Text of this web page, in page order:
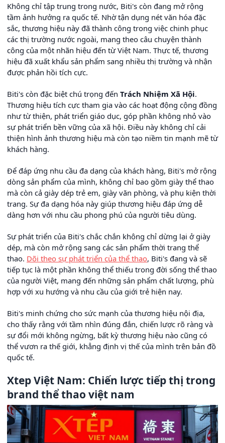
Không chỉ tập trung trong nước, Biti's còn đang mở rộng
tầm ảnh hưởng ra quốc tế. Nhờ tận dụng nét văn hóa đặc
sắc, thương hiệu này đã thành công trong việc chinh phục
các thị trường nước ngoài, mang theo câu chuyện thành
công của một nhãn hiệu đến từ Việt Nam. Thực tế, thương
hiệu đã xuất khẩu sản phẩm sang nhiều thị trường và nhận
được phản hồi tích cực.
Biti's còn đặc biệt chú trọng đến Trách Nhiệm Xã Hội.
Thương hiệu tích cực tham gia vào các hoạt động cộng đồng
như từ thiện, phát triển giáo dục, góp phần không nhỏ vào
sự phát triển bền vững của xã hội. Điều này không chỉ cải
thiện hình ảnh thương hiệu mà còn tạo niềm tin mạnh mẽ từ
khách hàng.
Để đáp ứng nhu cầu đa dạng của khách hàng, Biti's mở rộng
dòng sản phẩm của mình, không chỉ bao gồm giày thể thao
mà còn cả giày dép trẻ em, giày văn phòng, và phụ kiện thời
trang. Sự đa dạng hóa này giúp thương hiệu đáp ứng dễ
dàng hơn với nhu cầu phong phú của người tiêu dùng.
Sự phát triển của Biti's chắc chắn không chỉ dừng lại ở giày
dép, mà còn mở rộng sang các sản phẩm thời trang thể
thao. Dõi theo sự phát triển của thể thao, Biti's đang và sẽ
tiếp tục là một phần không thể thiếu trong đời sống thể thao
của người Việt, mang đến những sản phẩm chất lượng, phù
hợp với xu hướng và nhu cầu của giới trẻ hiện nay.
Biti's minh chứng cho sức mạnh của thương hiệu nội địa,
cho thấy rằng với tầm nhìn đúng đắn, chiến lược rõ ràng và
sự đổi mới không ngừng, bất kỳ thương hiệu nào cũng có
thể vươn ra thế giới, khẳng định vị thế của mình trên bản đồ
quốc tế.
Xtep Việt Nam: Chiến lược tiếp thị trong
brand thể thao việt nam